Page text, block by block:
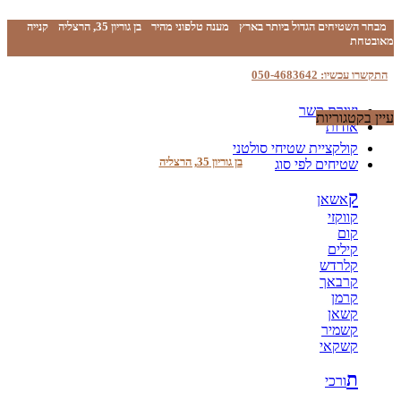
מבחר השטיחים הגדול ביותר בארץ מענה טלפוני מהיר בן גוריון 35, הרצליה
קנייה
מאובטחת
התקשרו עכשיו: 050-4683642
יצירת קשר
אודות
בן גוריון 35, הרצליה
עיין בקטגוריות
קולקציית שטיחי סולטני
שטיחים לפי סוג
קאשאן
קווקזי
קום
קילים
קלרדש
קרבאך
קרמן
קשאן
קשמיר
קשקאי
תורכי